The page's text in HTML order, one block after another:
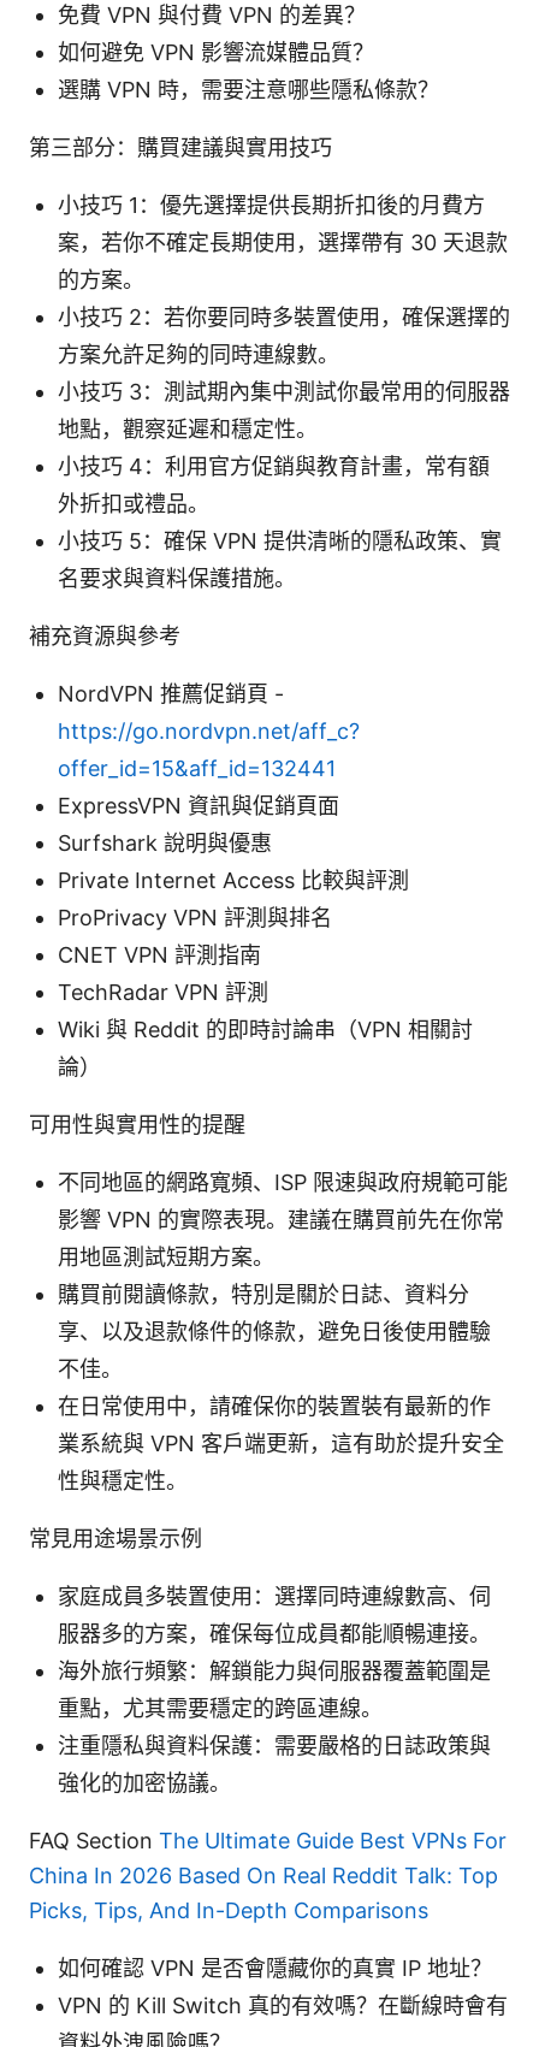
免費 VPN 與付費 VPN 的差異？
如何避免 VPN 影響流媒體品質？
選購 VPN 時，需要注意哪些隱私條款？
第三部分：購買建議與實用技巧
小技巧 1：優先選擇提供長期折扣後的月費方
案，若你不確定長期使用，選擇帶有 30 天退款
的方案。
小技巧 2：若你要同時多裝置使用，確保選擇的
方案允許足夠的同時連線數。
小技巧 3：測試期內集中測試你最常用的伺服器
地點，觀察延遲和穩定性。
小技巧 4：利用官方促銷與教育計畫，常有額
外折扣或禮品。
小技巧 5：確保 VPN 提供清晰的隱私政策、實
名要求與資料保護措施。
補充資源與參考
NordVPN 推薦促銷頁 -
https://go.nordvpn.net/aff_c?
offer_id=15&aff_id=132441
ExpressVPN 資訊與促銷頁面
Surfshark 說明與優惠
Private Internet Access 比較與評測
ProPrivacy VPN 評測與排名
CNET VPN 評測指南
TechRadar VPN 評測
Wiki 與 Reddit 的即時討論串（VPN 相關討
論）
可用性與實用性的提醒
不同地區的網路寬頻、ISP 限速與政府規範可能
影響 VPN 的實際表現。建議在購買前先在你常
用地區測試短期方案。
購買前閱讀條款，特別是關於日誌、資料分
享、以及退款條件的條款，避免日後使用體驗
不佳。
在日常使用中，請確保你的裝置裝有最新的作
業系統與 VPN 客戶端更新，這有助於提升安全
性與穩定性。
常見用途場景示例
家庭成員多裝置使用：選擇同時連線數高、伺
服器多的方案，確保每位成員都能順暢連接。
海外旅行頻繁：解鎖能力與伺服器覆蓋範圍是
重點，尤其需要穩定的跨區連線。
注重隱私與資料保護：需要嚴格的日誌政策與
強化的加密協議。
FAQ Section The Ultimate Guide Best VPNs For
China In 2026 Based On Real Reddit Talk: Top
Picks, Tips, And In-Depth Comparisons
如何確認 VPN 是否會隱藏你的真實 IP 地址？
VPN 的 Kill Switch 真的有效嗎？在斷線時會有